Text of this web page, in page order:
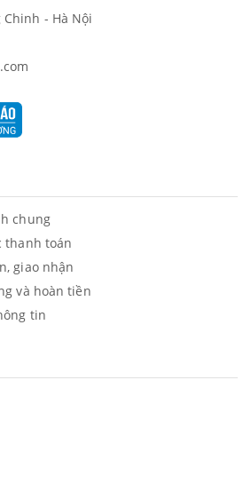
- Hà Nội
chung
thanh toán
giao nhận
và hoàn tiền
tin